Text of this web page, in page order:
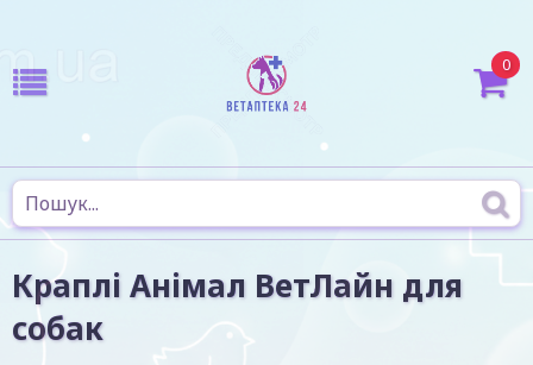
0
Краплі Анімал ВетЛайн для
собак